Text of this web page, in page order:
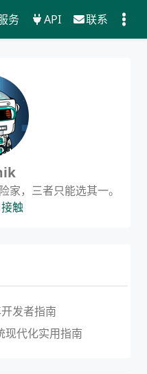
务 API 联系
家，三者只能选其一。
接触
发者指南
现代化实用指南